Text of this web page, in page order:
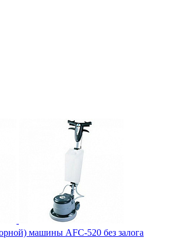
машины AFC-520 без залога